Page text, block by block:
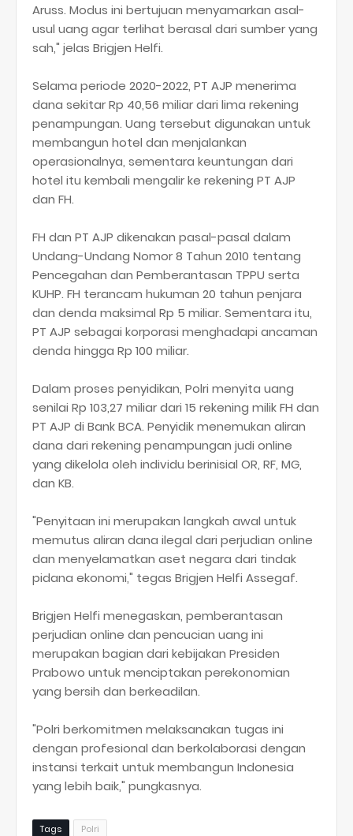
Aruss. Modus ini bertujuan menyamarkan asal-
usul uang agar terlihat berasal dari sumber yang
sah," jelas Brigjen Helfi.
Selama periode 2020-2022, PT AJP menerima
dana sekitar Rp 40,56 miliar dari lima rekening
penampungan. Uang tersebut digunakan untuk
membangun hotel dan menjalankan
operasionalnya, sementara keuntungan dari
hotel itu kembali mengalir ke rekening PT AJP
dan FH.
FH dan PT AJP dikenakan pasal-pasal dalam
Undang-Undang Nomor 8 Tahun 2010 tentang
Pencegahan dan Pemberantasan TPPU serta
KUHP. FH terancam hukuman 20 tahun penjara
dan denda maksimal Rp 5 miliar. Sementara itu,
PT AJP sebagai korporasi menghadapi ancaman
denda hingga Rp 100 miliar.
Dalam proses penyidikan, Polri menyita uang
senilai Rp 103,27 miliar dari 15 rekening milik FH dan
PT AJP di Bank BCA. Penyidik menemukan aliran
dana dari rekening penampungan judi online
yang dikelola oleh individu berinisial OR, RF, MG,
dan KB.
"Penyitaan ini merupakan langkah awal untuk
memutus aliran dana ilegal dari perjudian online
dan menyelamatkan aset negara dari tindak
pidana ekonomi," tegas Brigjen Helfi Assegaf.
Brigjen Helfi menegaskan, pemberantasan
perjudian online dan pencucian uang ini
merupakan bagian dari kebijakan Presiden
Prabowo untuk menciptakan perekonomian
yang bersih dan berkeadilan.
"Polri berkomitmen melaksanakan tugas ini
dengan profesional dan berkolaborasi dengan
instansi terkait untuk membangun Indonesia
yang lebih baik," pungkasnya.
Tags Polri